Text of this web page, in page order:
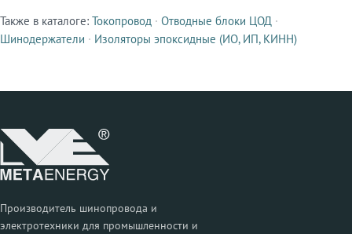
Смежные продукты
Также в каталоге: Токопровод · Отводные блоки ЦОД ·
Шинодержатели · Изоляторы эпоксидные (ИО, ИП, КИНН)
Производитель шинопровода и
электротехники для промышленности и